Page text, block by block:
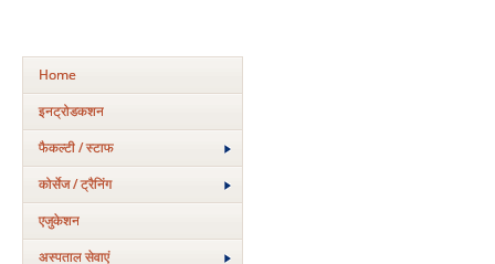
Home
इनट्रोडकशन
फैकल्टी / स्टाफ
कोर्सेज / ट्रैनिंग
एजुकेशन
अस्‍पताल सेवाएं